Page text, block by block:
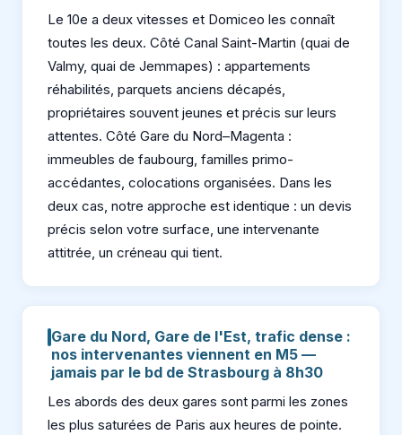
Le 10e a deux vitesses et Domiceo les connaît
toutes les deux. Côté Canal Saint-Martin (quai de
Valmy, quai de Jemmapes) : appartements
réhabilités, parquets anciens décapés,
propriétaires souvent jeunes et précis sur leurs
attentes. Côté Gare du Nord–Magenta :
immeubles de faubourg, familles primo-
accédantes, colocations organisées. Dans les
deux cas, notre approche est identique : un devis
précis selon votre surface, une intervenante
attitrée, un créneau qui tient.
Gare du Nord, Gare de l'Est, trafic dense :
nos intervenantes viennent en M5 —
jamais par le bd de Strasbourg à 8h30
Les abords des deux gares sont parmi les zones
les plus saturées de Paris aux heures de pointe.